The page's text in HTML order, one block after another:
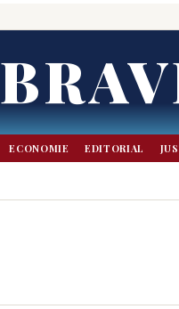
ECONOMIE EDITORIAL